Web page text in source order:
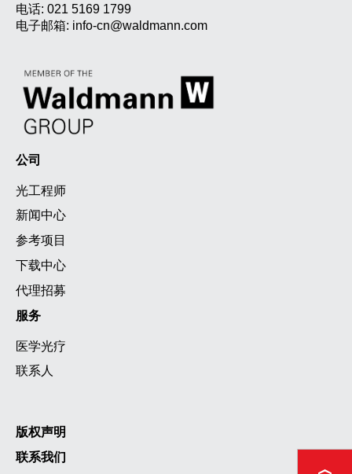
电话: 021 5169 1799
电子邮箱: info-cn@waldmann.com
公司
光工程师
新闻中心
参考项目
下载中心
代理招募
服务
医学光疗
联系人
版权声明
联系我们